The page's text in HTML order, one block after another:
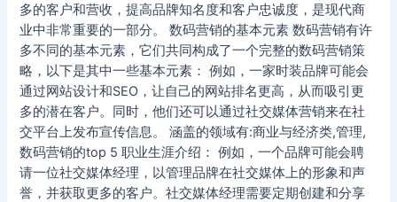
多的客户和营收，提高品牌知名度和客户忠诚度，是现代商
业中非常重要的一部分。 数码营销的基本元素 数码营销有许
多不同的基本元素，它们共同构成了一个完整的数码营销策
略，以下是其中一些基本元素： 例如，一家时装品牌可能会
通过网站设计和SEO，让自己的网站排名更高，从而吸引更
多的潜在客户。同时，他们还可以通过社交媒体营销来在社
交平台上发布宣传信息。 涵盖的领域有:商业与经济类,管理,
数码营销的top 5 职业生涯介绍： 例如，一个品牌可能会聘
请一位社交媒体经理，以管理品牌在社交媒体上的形象和声
誉，并获取更多的客户。社交媒体经理需要定期创建和分享